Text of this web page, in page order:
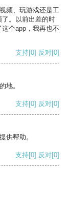
频、玩游戏还是工
。以前出差的时
个app，我再也不
支持[0] 反对[0]
地。
支持[0] 反对[0]
供帮助。
支持[0] 反对[0]